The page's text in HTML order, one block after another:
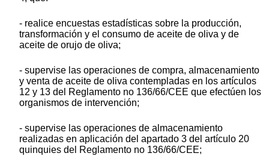
- realice encuestas estadísticas sobre la producción,
transformación y el consumo de aceite de oliva y de
aceite de orujo de oliva;
- supervise las operaciones de compra, almacenamiento
y venta de aceite de oliva contempladas en los artículos
12 y 13 del Reglamento no 136/66/CEE que efectúen los
organismos de intervención;
- supervise las operaciones de almacenamiento
realizadas en aplicación del apartado 3 del artículo 20
quinquies del Reglamento no 136/66/CEE;